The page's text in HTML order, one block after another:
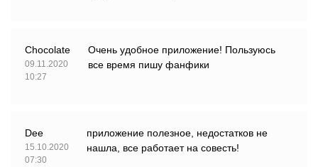
Chocolate
09.11.2020
10:27
Очень удобное приложение! Пользуюсь
все время пишу фанфики
Dee
15.10.2020
07:30
приложение полезное, недостатков не
нашла, все работает на совесть!